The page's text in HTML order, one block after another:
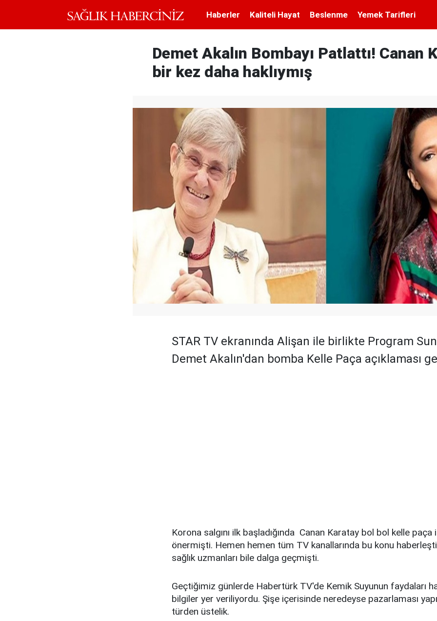
Haberler Kaliteli Hayat Beslenme Yemek Tarifleri
Demet Akalın Bombayı Patlattı! Canan
bir kez daha haklıymış
STAR TV ekranında Alişan ile birlikte Program
Demet Akalın'dan bomba Kelle Paça açıklaması
Korona salgını ilk başladığında Canan Karatay bol bol kelle paça
önermişti. Hemen hemen tüm TV kanallarında bu konu
sağlık uzmanları bile dalga geçmişti.
Geçtiğimiz günlerde Habertürk TV'de Kemik Suyunun faydaları
bilgiler yer veriliyordu. Şişe içerisinde neredeyse pazarlaması
türden üstelik.